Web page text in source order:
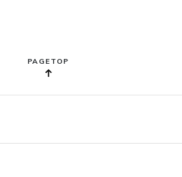
PAGETOP